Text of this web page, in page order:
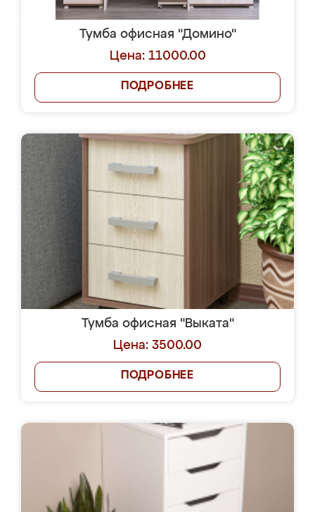
Тумба офисная "Домино"
Цена: 11000.00
ПОДРОБНЕЕ
Тумба офисная "Выката"
Цена: 3500.00
ПОДРОБНЕЕ